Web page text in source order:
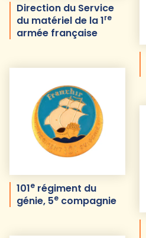
Direction du Service
du matériel de la 1re
armée française
101e régiment du
génie, 5e compagnie